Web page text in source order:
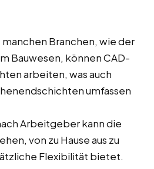
manchen Branchen, wie der
Bauwesen, können CAD-
arbeiten, was auch
umfassen
Arbeitgeber kann die
von zu Hause aus zu
Flexibilität bietet.